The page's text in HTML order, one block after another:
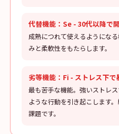
代替機能：Se - 30代以降で
成熟につれて使えるようにな
みと柔軟性をもたらします。
劣等機能：Fi - ストレス下で
最も苦手な機能。強いストレ
ような行動を引き起こします
課題です。